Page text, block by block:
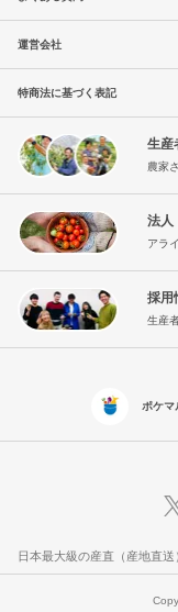
運営会社
特商法に基づく表記
生産
農家
法人
アラ
採用
生産
ポケマ
日本最大級の産直（産地直